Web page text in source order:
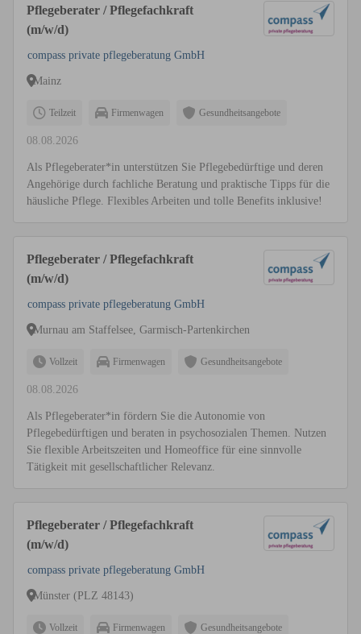
Pflegeberater / Pflegefachkraft
(m/w/d)
compass private pflegeberatung GmbH
Mainz
Teilzeit Firmenwagen Gesundheitsangebote
08.08.2026
Als Pflegeberater*in unterstützen Sie Pflegebedürftige und deren
Angehörige durch fachliche Beratung und praktische Tipps für die
häusliche Pflege. Flexibles Arbeiten und tolle Benefits inklusive!
Pflegeberater / Pflegefachkraft
(m/w/d)
compass private pflegeberatung GmbH
Murnau am Staffelsee, Garmisch-Partenkirchen
Vollzeit Firmenwagen Gesundheitsangebote
08.08.2026
Als Pflegeberater*in fördern Sie die Autonomie von
Pflegebedürftigen und beraten in psychosozialen Themen. Nutzen
Sie flexible Arbeitszeiten und Homeoffice für eine sinnvolle
Tätigkeit mit gesellschaftlicher Relevanz.
Pflegeberater / Pflegefachkraft
(m/w/d)
compass private pflegeberatung GmbH
Münster (PLZ 48143)
Vollzeit Firmenwagen Gesundheitsangebote